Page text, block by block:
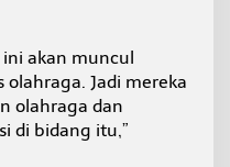
akan muncul
Jadi mereka
olahraga dan
di bidang itu,”